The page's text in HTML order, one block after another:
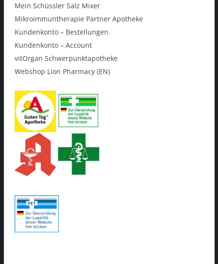
Mein Schüssler Salz Mixer
Mikroimmuntherapie Partner Apotheke
Kundenkonto – Bestellungen
Kundenkonto – Account
vitOrgan Schwerpunktapotheke
Webshop Lion Pharmacy (EN)